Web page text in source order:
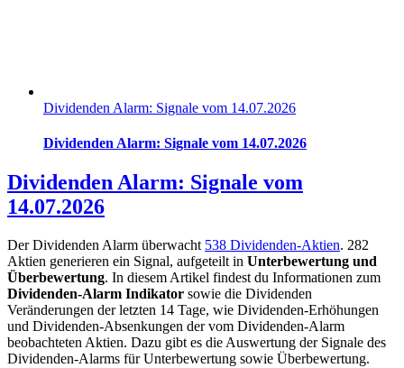
Dividenden Alarm: Signale vom 14.07.2026
Dividenden Alarm: Signale vom 14.07.2026
Dividenden Alarm: Signale vom
14.07.2026
Der Dividenden Alarm überwacht 538 Dividenden-Aktien. 282
Aktien generieren ein Signal, aufgeteilt in Unterbewertung und
Überbewertung. In diesem Artikel findest du Informationen zum
Dividenden-Alarm Indikator sowie die Dividenden
Veränderungen der letzten 14 Tage, wie Dividenden-Erhöhungen
und Dividenden-Absenkungen der vom Dividenden-Alarm
beobachteten Aktien. Dazu gibt es die Auswertung der Signale des
Dividenden-Alarms für Unterbewertung sowie Überbewertung.